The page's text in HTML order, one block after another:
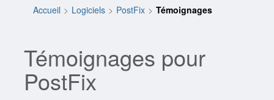
Accueil Logiciels PostFix Témoignages
Témoignages pour
PostFix